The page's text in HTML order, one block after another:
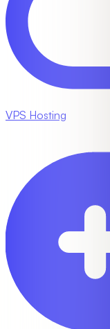
VPS Hosting